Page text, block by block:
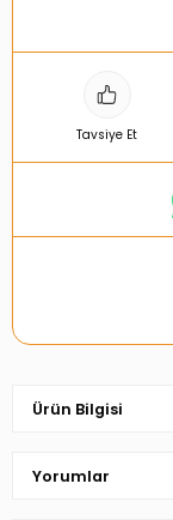
Tavsiye Et
Ürün Bilgisi
Yorumlar